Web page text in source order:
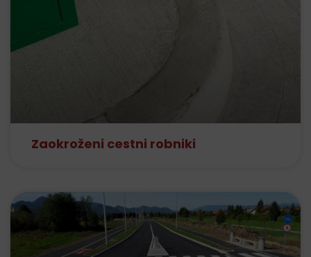
Zaokroženi cestni robniki